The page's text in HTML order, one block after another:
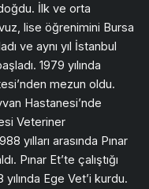
İlk ve orta
lise öğrenimini Bursa
ve aynı yıl İstanbul
1979 yılında
mezun oldu.
Hastanesi’nde
Veteriner
yılları arasında Pınar
Pınar Et’te çalıştığı
yılında Ege Vet’i kurdu.